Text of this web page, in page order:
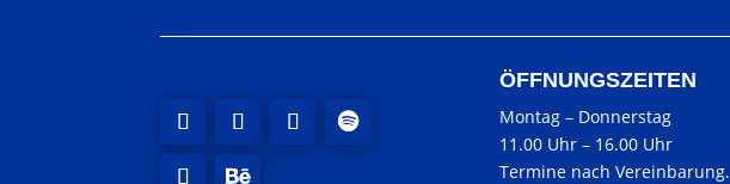
ÖFFNUNGSZEITEN
Montag –Donnerstag
11.00 Uhr –16.00 Uhr
Termine nach Vereinbarung.